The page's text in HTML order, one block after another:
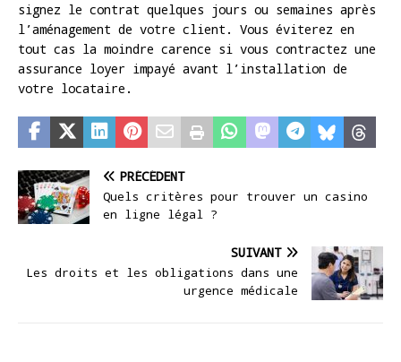
signez le contrat quelques jours ou semaines après
l’aménagement de votre client. Vous éviterez en
tout cas la moindre carence si vous contractez une
assurance loyer impayé avant l’installation de
votre locataire.
PRÉCÉDENT
Quels critères pour trouver un casino
en ligne légal ?
SUIVANT
Les droits et les obligations dans une
urgence médicale